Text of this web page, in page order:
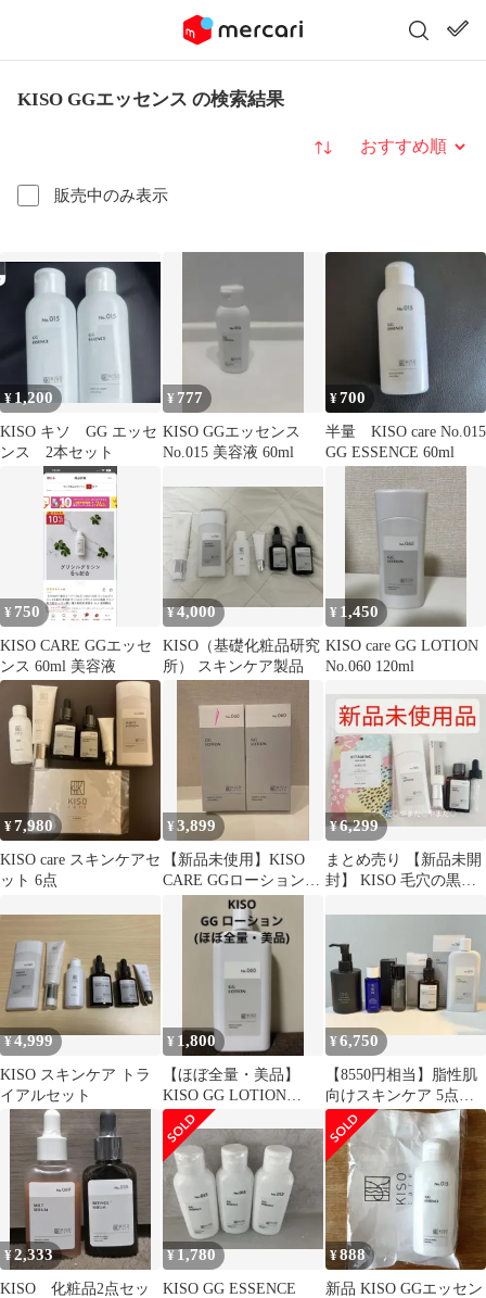
KISO GGエッセンス の検索結果
販売中のみ表示
並び替え
¥ 1,200
KISO キソ GG エッセ
ンス 2本セット
¥ 777
KISO GGエッセンス
No.015 美容液 60ml
¥700
半量 KISO care No.015
GG ESSENCE 60ml
¥ 750
KISO CARE GGエッセ
ンス 60ml 美容液
¥4,000
KISO（基礎化粧品研究
所） スキンケア製品
¥ 1,450
KISO care GG LOTION
No.060 120ml
¥7,980
KISO care スキンケアセ
ット 6点
¥3,899
【新品未使用】KISO
CARE GGローション 2
¥6,299
まとめ売り 【新品未開
封】 KISO 毛穴の黒ず
¥4,999
KISO スキンケア トラ
イアルセット
¥ 1,800
【ほぼ全量・美品】
KISO GG LOTION
120ml グリシルグリシ
ン
¥6,750
【8550円相当】脂性肌
向けスキンケア 5点セ
ット 現品3つ
¥2,333
KISO 化粧品2点セッ
¥1,780
KISO GG ESSENCE
¥888
新品 KISO GGエッセン